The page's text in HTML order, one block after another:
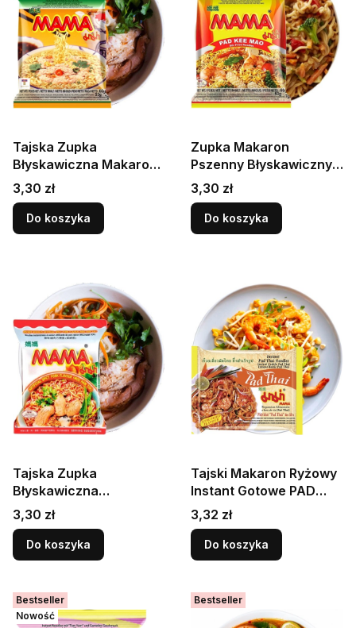
Tajska Zupka
Błyskawiczna Makaron
Instant o Smaku
Wieprzowiny PORK 60g
MAMA
Cena
3,30 zł
Do koszyka
Zupka Makaron
Pszenny Błyskawiczny
Instant Pad Kee Mao
Noodles 60g MAMA
Cena
3,30 zł
Do koszyka
Tajska Zupka
Błyskawiczna
Wieprzowa Makaron
Wieprzowina Moo Nam
Tok 55g MAMA
Cena
3,30 zł
Do koszyka
Tajski Makaron Ryżowy
Instant Gotowe PAD
THAI Stir Fry Noodles
70g MAMA
Cena
3,32 zł
Do koszyka
Bestseller
Nowość
Bestseller